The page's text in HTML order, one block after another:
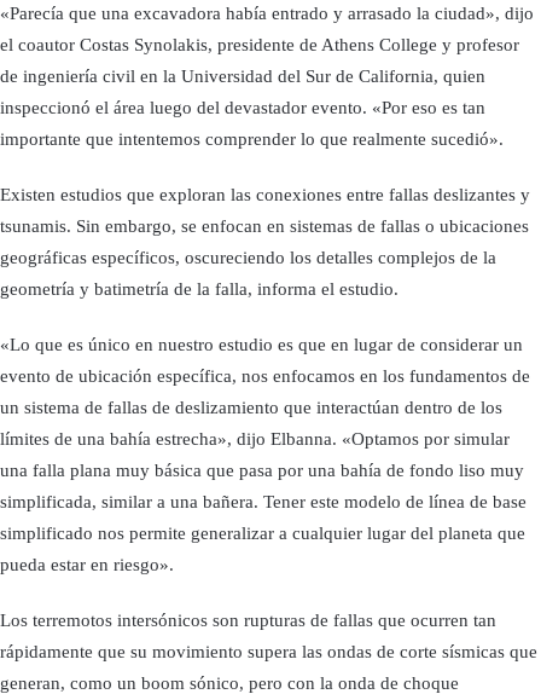
«Parecía que una excavadora había entrado y arrasado la ciudad», dijo
el coautor Costas Synolakis, presidente de Athens College y profesor
de ingeniería civil en la Universidad del Sur de California, quien
inspeccionó el área luego del devastador evento. «Por eso es tan
importante que intentemos comprender lo que realmente sucedió».
Existen estudios que exploran las conexiones entre fallas deslizantes y
tsunamis. Sin embargo, se enfocan en sistemas de fallas o ubicaciones
geográficas específicos, oscureciendo los detalles complejos de la
geometría y batimetría de la falla, informa el estudio.
«Lo que es único en nuestro estudio es que en lugar de considerar un
evento de ubicación específica, nos enfocamos en los fundamentos de
un sistema de fallas de deslizamiento que interactúan dentro de los
límites de una bahía estrecha», dijo Elbanna. «Optamos por simular
una falla plana muy básica que pasa por una bahía de fondo liso muy
simplificada, similar a una bañera. Tener este modelo de línea de base
simplificado nos permite generalizar a cualquier lugar del planeta que
pueda estar en riesgo».
Los terremotos intersónicos son rupturas de fallas que ocurren tan
rápidamente que su movimiento supera las ondas de corte sísmicas que
generan, como un boom sónico, pero con la onda de choque